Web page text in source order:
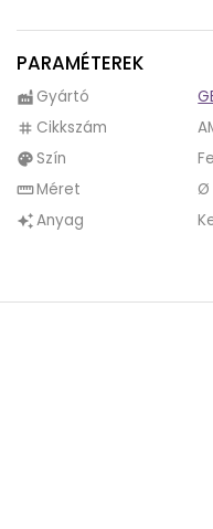
tovább díszítik.
Alakja egy régies
aminek még lábai
a WC kefe tartó alján.
Az Amelie WC kefe
csak le kell álítani egy
Az Amelie
azoknak, akik még
PARAMÉTEREK
factory Gyártó
tag Cikkszám
palette Szín
straightenMéret Ø
auto_awesomeAnyag